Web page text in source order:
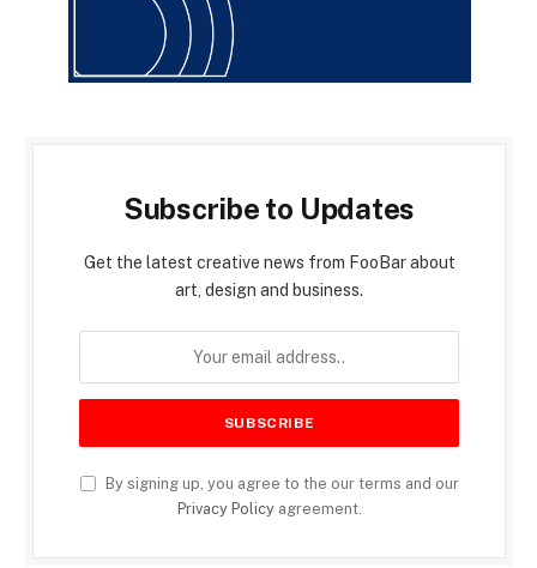
Subscribe to Updates
Get the latest creative news from FooBar about
art, design and business.
By signing up, you agree to the our terms and our
Privacy Policyagreement.